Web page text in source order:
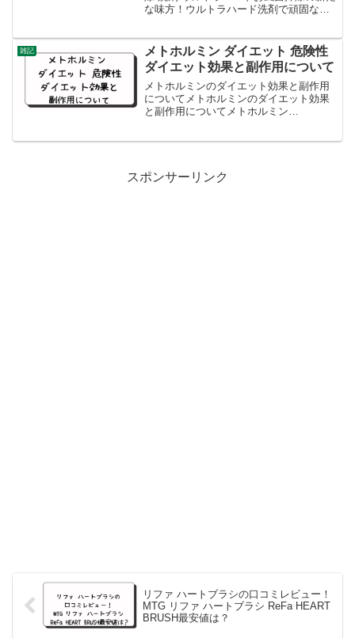
な味方！ウルトラハード洗剤で頑固な汚
除の一つです。しかし、湯垢や水垢、石
鹸カスなどの頑固...
雑記
メトホルミン ダイエット 危険性
ダイエット効果と副作用について
メトホルミンのダイエット効果と副作用
についてメトホルミンのダイエット効果
と副作用についてメトホルミン
スポンサーリンク
リファ ハートブラシの口コミレビュー！
MTG リファ ハートブラシ ReFa HEART
BRUSH最安値は？